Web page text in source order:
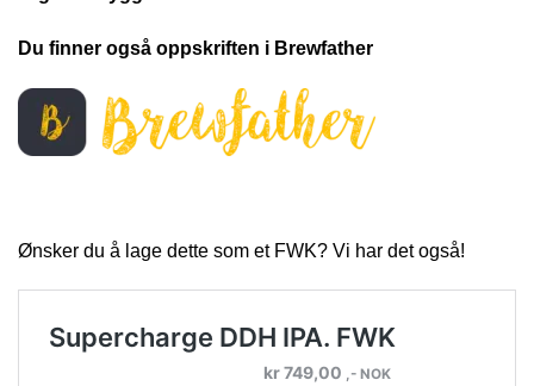
Du finner også oppskriften i Brewfather
Ønsker du å lage dette som et FWK? Vi har det også!